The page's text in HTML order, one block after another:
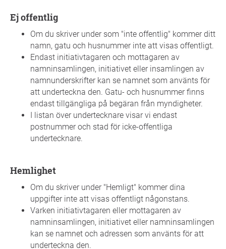
ej offentlig
Om du skriver under som "inte offentlig" kommer ditt
namn, gatu och husnummer inte att visas offentligt.
Endast initiativtagaren och mottagaren av
namninsamlingen, initiativet eller insamlingen av
namnunderskrifter kan se namnet som använts för
att underteckna den. Gatu- och husnummer finns
endast tillgängliga på begäran från myndigheter.
I listan över undertecknare visar vi endast
postnummer och stad för icke-offentliga
undertecknare.
Hemlighet
Om du skriver under "Hemligt" kommer dina
uppgifter inte att visas offentligt någonstans.
Varken initiativtagaren eller mottagaren av
namninsamlingen, initiativet eller namninsamlingen
kan se namnet och adressen som använts för att
underteckna den.